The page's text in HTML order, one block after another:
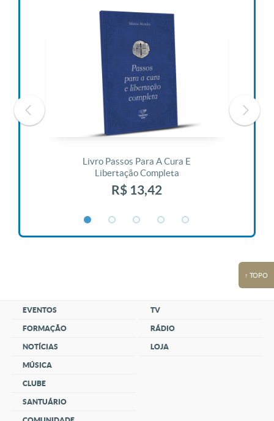
Livro Passos Para A Cura E
Libertação Completa
R$ 13,42
↑ TOPO
EVENTOS
FORMAÇÃO
NOTÍCIAS
MÚSICA
CLUBE
SANTUÁRIO
TV
RÁDIO
LOJA